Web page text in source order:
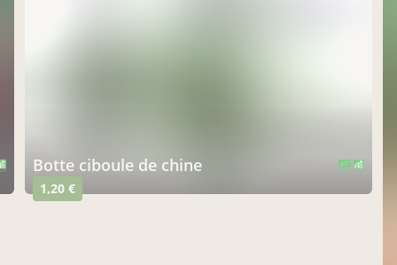
botte ciboule de chine
1,20 €